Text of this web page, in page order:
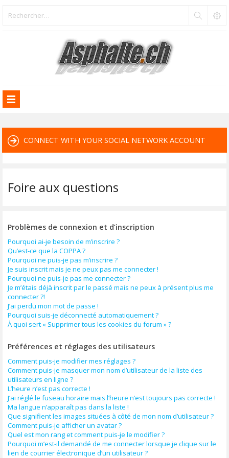
CONNECT WITH YOUR SOCIAL NETWORK ACCOUNT
Foire aux questions
Problèmes de connexion et d’inscription
Pourquoi ai-je besoin de m’inscrire ?
Qu’est-ce que la COPPA ?
Pourquoi ne puis-je pas m’inscrire ?
Je suis inscrit mais je ne peux pas me connecter !
Pourquoi ne puis-je pas me connecter ?
Je m’étais déjà inscrit par le passé mais ne peux à présent plus me
connecter ?!
J’ai perdu mon mot de passe !
Pourquoi suis-je déconnecté automatiquement ?
À quoi sert « Supprimer tous les cookies du forum » ?
Préférences et réglages des utilisateurs
Comment puis-je modifier mes réglages ?
Comment puis-je masquer mon nom d’utilisateur de la liste des
utilisateurs en ligne ?
L’heure n’est pas correcte !
J’ai réglé le fuseau horaire mais l’heure n’est toujours pas correcte !
Ma langue n’apparaît pas dans la liste !
Que signifient les images situées à côté de mon nom d’utilisateur ?
Comment puis-je afficher un avatar ?
Quel est mon rang et comment puis-je le modifier ?
Pourquoi m’est-il demandé de me connecter lorsque je clique sur le
lien de courrier électronique d’un utilisateur ?